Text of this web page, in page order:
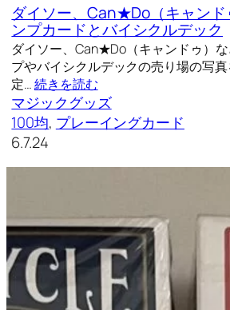
ダイソー、Can★Do（キャンド
ンプカードとバイシクルデック
ダイソー、Can★Do（キャンドゥ）
プやバイシクルデックの売り場の写
定…続きを読む
マジックグッズ
100均, プレーイングカード
6.7.24